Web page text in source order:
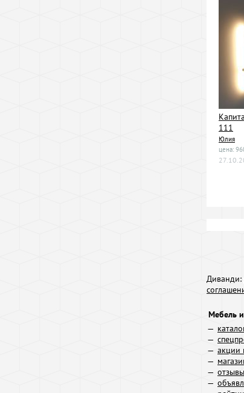
111
Юлия
цена:
Диванди:
Мебель
акции
отзывы